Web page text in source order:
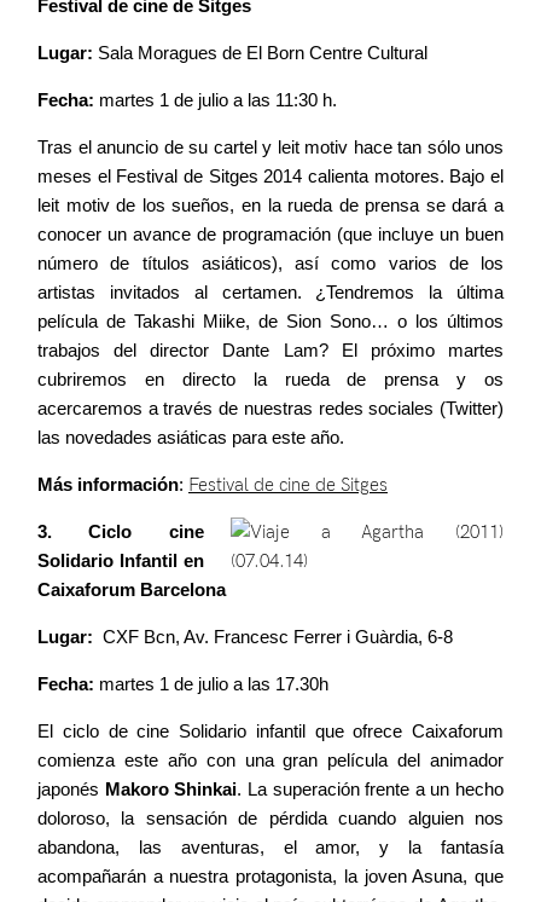
Festival de cine de Sitges
Lugar: Sala Moragues de El Born Centre Cultural
Fecha: martes 1 de julio a las 11:30 h.
Tras el anuncio de su cartel y leit motiv hace tan sólo unos
meses el Festival de Sitges 2014 calienta motores. Bajo el
leit motiv de los sueños, en la rueda de prensa se dará a
conocer un avance de programación (que incluye un buen
número de títulos asiáticos), así como varios de los
artistas invitados al certamen. ¿Tendremos la última
película de Takashi Miike, de Sion Sono… o los últimos
trabajos del director Dante Lam? El próximo martes
cubriremos en directo la rueda de prensa y os
acercaremos a través de nuestras redes sociales (Twitter)
las novedades asiáticas para este año.
Más información: Festival de cine de Sitges
3. Ciclo cine
Solidario Infantil en
Caixaforum Barcelona
Lugar: CXF Bcn, Av. Francesc Ferrer i Guàrdia, 6-8
Fecha: martes 1 de julio a las 17.30h
El ciclo de cine Solidario infantil que ofrece Caixaforum
comienza este año con una gran película del animador
japonés Makoro Shinkai. La superación frente a un hecho
doloroso, la sensación de pérdida cuando alguien nos
abandona, las aventuras, el amor, y la fantasía
acompañarán a nuestra protagonista, la joven Asuna, que